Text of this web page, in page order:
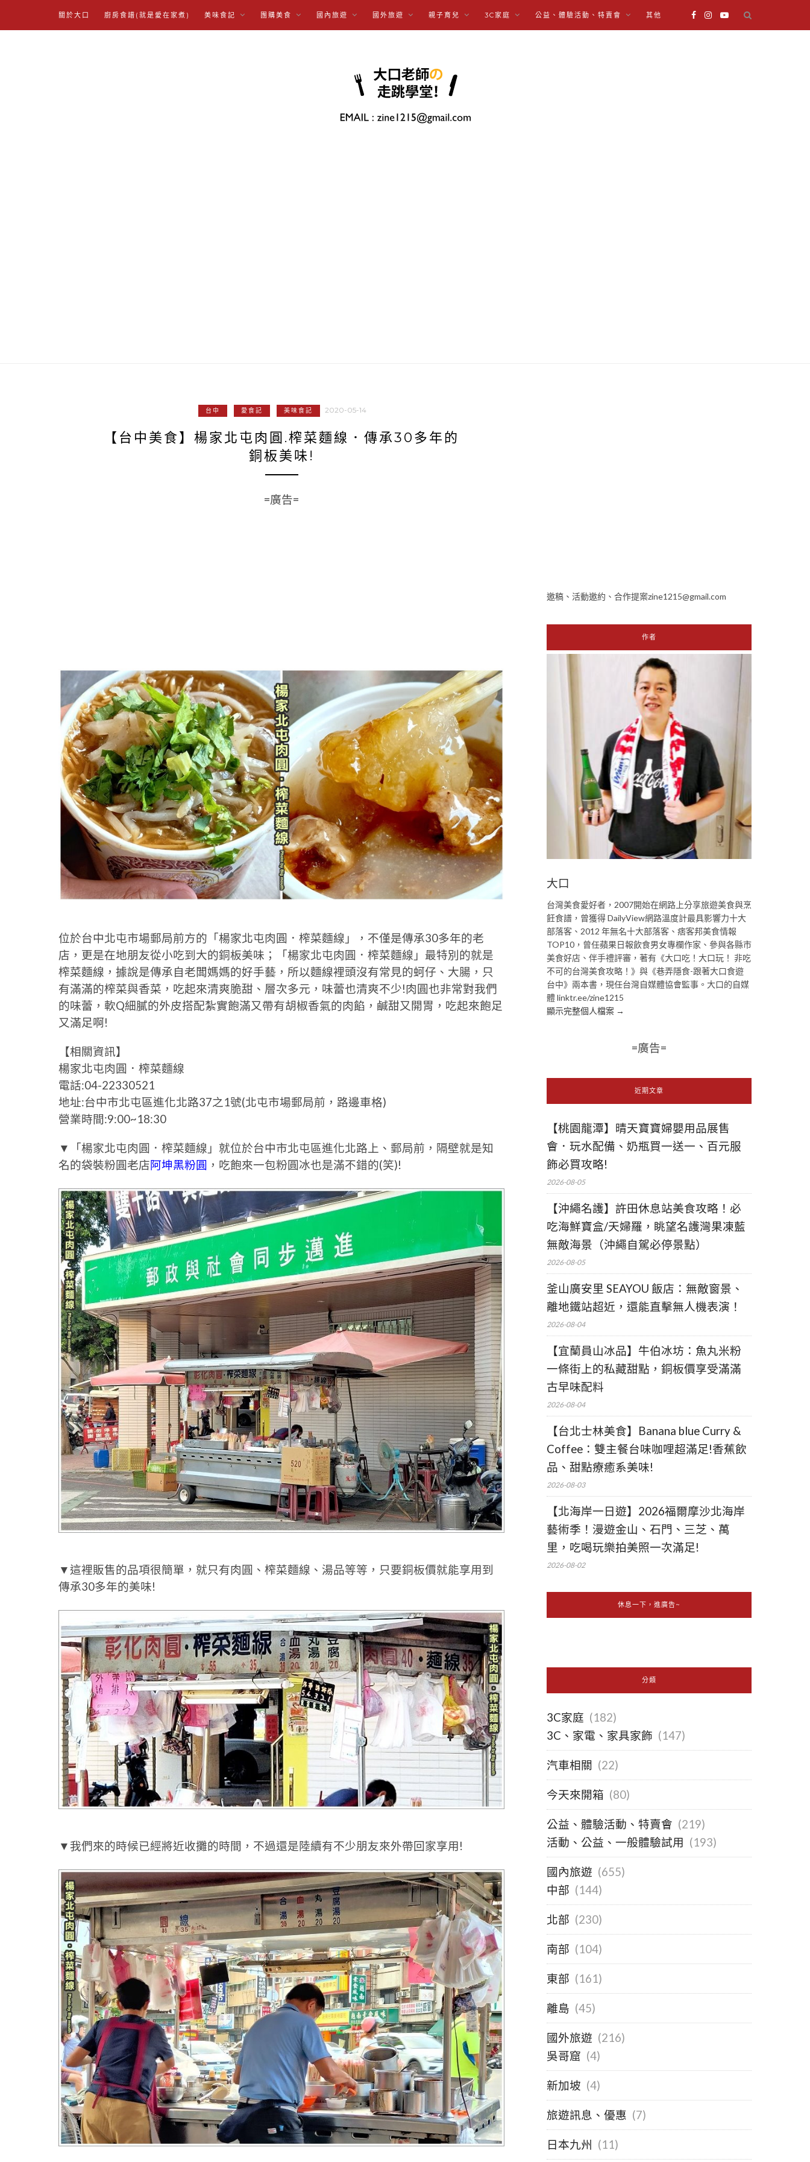
關於大口 廚房食譜(就是愛在家煮) 美味食記 團購美食 國內旅遊 國外旅遊 親子育兒 3C家庭 公益、體驗活動、特賣會 其他
台中 愛食記 美味食記 2020-05-14
【台中美食】楊家北屯肉圓.榨菜麵線．傳承30多年的
銅板美味!
=廣告=
位於台中北屯市場郵局前方的「楊家北屯肉圓．榨菜麵線」，不僅是傳承30多年的老
店，更是在地朋友從小吃到大的銅板美味；「楊家北屯肉圓．榨菜麵線」最特別的就是
榨菜麵線，據說是傳承自老闆媽媽的好手藝，所以麵線裡頭沒有常見的蚵仔、大腸，只
有滿滿的榨菜與香菜，吃起來清爽脆甜、層次多元，味蕾也清爽不少!肉圓也非常對我們
的味蕾，軟Q細膩的外皮搭配紮實飽滿又帶有胡椒香氣的肉餡，鹹甜又開胃，吃起來飽足
又滿足啊!
【相關資訊】
楊家北屯肉圓．榨菜麵線
電話:04-22330521
地址:台中市北屯區進化北路37之1號(北屯市場郵局前，路邊車格)
營業時間:9:00~18:30
▼「楊家北屯肉圓．榨菜麵線」就位於台中市北屯區進化北路上、郵局前，隔壁就是知
名的袋裝粉圓老店阿坤黑粉圓 ，吃飽來一包粉圓冰也是滿不錯的(笑)!
▼這裡販售的品項很簡單，就只有肉圓、榨菜麵線、湯品等等，只要銅板價就能享用到
傳承30多年的美味!
▼我們來的時候已經將近收攤的時間，不過還是陸續有不少朋友來外帶回家享用!
邀稿、活動邀約、合作提案zine1215@gmail.com
作者
大口
台灣美食愛好者，2007開始在網路上分享旅遊美食與烹
飪食譜，曾獲得 DailyView網路溫度計最具影響力十大
部落客、2012 年無名十大部落客、痞客邦美食情報
TOP10，曾任蘋果日報飲食男女專欄作家、參與各縣市
美食好店、伴手禮評審，著有《大口吃！大口玩！ 非吃
不可的台灣美食攻略！》與《巷弄隱食-跟著大口食遊
台中》兩本書，現任台灣自媒體協會監事。大口的自媒
體 linktr.ee/zine1215
顯示完整個人檔案 →
=廣告=
近期文章
【桃園龍潭】晴天寶寶婦嬰用品展售
會．玩水配備、奶瓶買一送一、百元服
飾必買攻略!
2026-08-05
【沖繩名護】許田休息站美食攻略！必
吃海鮮寶盒/天婦羅，眺望名護灣果凍藍
無敵海景（沖繩自駕必停景點）
2026-08-05
釜山廣安里 SEAYOU 飯店：無敵窗景、
離地鐵站超近，還能直擊無人機表演！
2026-08-04
【宜蘭員山冰品】牛伯冰坊：魚丸米粉
一條街上的私藏甜點，銅板價享受滿滿
古早味配料
2026-08-04
【台北士林美食】Banana blue Curry &
Coffee：雙主餐台味咖哩超滿足!香蕉飲
品、甜點療癒系美味!
2026-08-03
【北海岸一日遊】2026福爾摩沙北海岸
藝術季！漫遊金山、石門、三芝、萬
里，吃喝玩樂拍美照一次滿足!
2026-08-02
休息一下，進廣告~
分類
3C家庭 (182)
3C、家電、家具家飾 (147)
汽車相關 (22)
今天來開箱 (80)
公益、體驗活動、特賣會 (219)
活動、公益、一般體驗試用 (193)
國內旅遊 (655)
中部 (144)
北部 (230)
南部 (104)
東部 (161)
離島 (45)
國外旅遊 (216)
吳哥窟 (4)
新加坡 (4)
旅遊訊息、優惠 (7)
日本九州 (11)